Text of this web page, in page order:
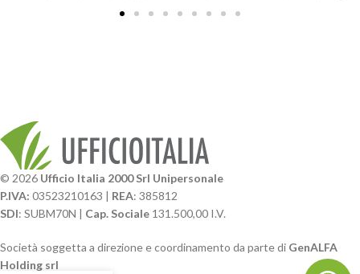
© 2026 Ufficio Italia 2000 Srl Unipersonale
P.IVA: 03523210163 | REA: 385812
SDI: SUBM70N | Cap. Sociale 131.500,00 I.V.
Società soggetta a direzione e coordinamento da parte di GenALFA
Holding srl